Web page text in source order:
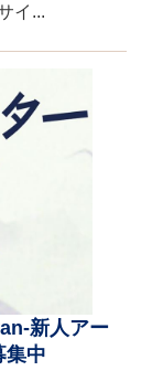
イ...
新人アー
集中